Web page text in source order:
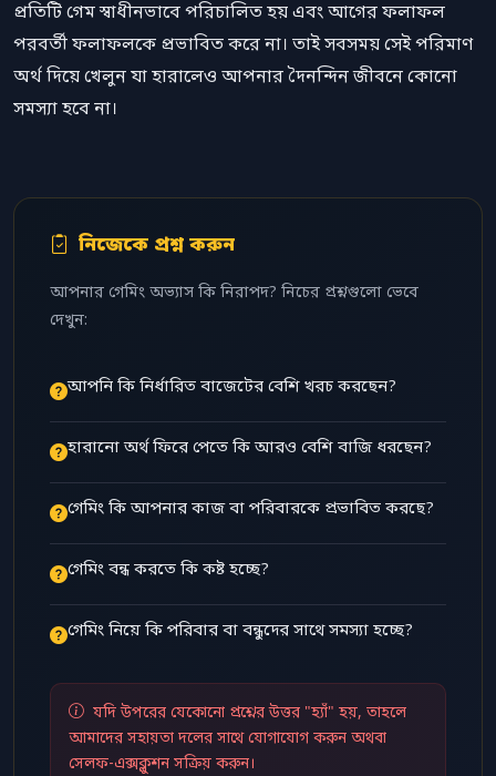
প্রতিটি গেম স্বাধীনভাবে পরিচালিত হয় এবং আগের ফলাফল
পরবর্তী ফলাফলকে প্রভাবিত করে না। তাই সবসময় সেই পরিমাণ
অর্থ দিয়ে খেলুন যা হারালেও আপনার দৈনন্দিন জীবনে কোনো
সমস্যা হবে না।
নিজেকে প্রশ্ন করুন
আপনার গেমিং অভ্যাস কি নিরাপদ? নিচের প্রশ্নগুলো ভেবে
দেখুন:
আপনি কি নির্ধারিত বাজেটের বেশি খরচ করছেন?
হারানো অর্থ ফিরে পেতে কি আরও বেশি বাজি ধরছেন?
গেমিং কি আপনার কাজ বা পরিবারকে প্রভাবিত করছে?
গেমিং বন্ধ করতে কি কষ্ট হচ্ছে?
গেমিং নিয়ে কি পরিবার বা বন্ধুদের সাথে সমস্যা হচ্ছে?
যদি উপরের যেকোনো প্রশ্নের উত্তর "হ্যাঁ" হয়, তাহলে
আমাদের সহায়তা দলের সাথে যোগাযোগ করুন অথবা
সেলফ-এক্সক্লুশন সক্রিয় করুন।